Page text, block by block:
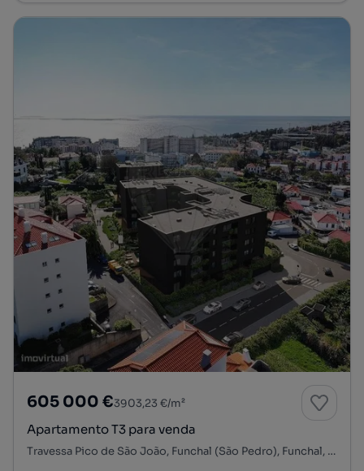
605 000 €3903,23 €/m²
Apartamento T3 para venda
Travessa Pico de São João, Funchal (São Pedro), Funchal, Ilha da Madeira